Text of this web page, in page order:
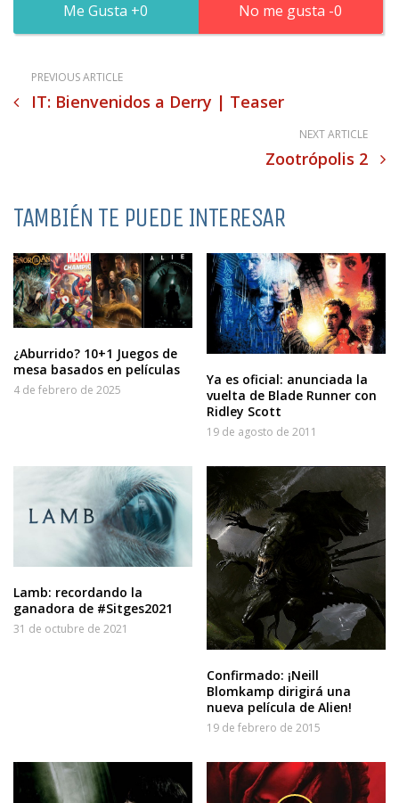
0 0
PREVIOUS ARTICLE
IT: Bienvenidos a Derry | Teaser
NEXT ARTICLE
Zootrópolis 2
TAMBIÉN TE PUEDE INTERESAR
¿Aburrido? 10+1 Juegos de
mesa basados en películas
4 de febrero de 2025
Ya es oficial: anunciada la
vuelta de Blade Runner con
Ridley Scott
19 de agosto de 2011
Lamb: recordando la
ganadora de #Sitges2021
31 de octubre de 2021
Confirmado: ¡Neill
Blomkamp dirigirá una
nueva película de Alien!
19 de febrero de 2015